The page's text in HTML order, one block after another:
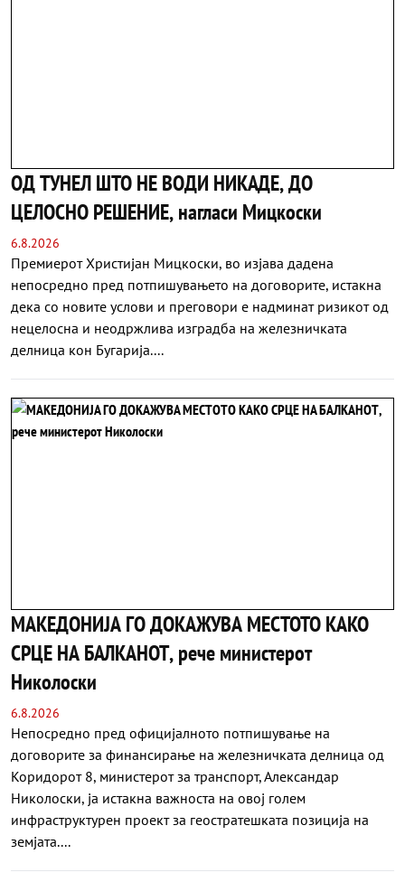
ОД ТУНЕЛ ШТО НЕ ВОДИ НИКАДЕ, ДО
ЦЕЛОСНО РЕШЕНИЕ, нагласи Мицкоски
6.8.2026
Премиерот Христијан Мицкоски, во изјава дадена
непосредно пред потпишувањето на договорите, истакна
дека со новите услови и преговори е надминат ризикот од
нецелосна и неодржлива изградба на железничката
делница кон Бугарија....
МАКЕДОНИЈА ГО ДОКАЖУВА МЕСТОТО КАКО
СРЦЕ НА БАЛКАНОТ, рече министерот
Николоски
6.8.2026
Непосредно пред официјалното потпишување на
договорите за финансирање на железничката делница од
Коридорот 8, министерот за транспорт, Александар
Николоски, ја истакна важноста на овој голем
инфраструктурен проект за геостратешката позиција на
земјата....